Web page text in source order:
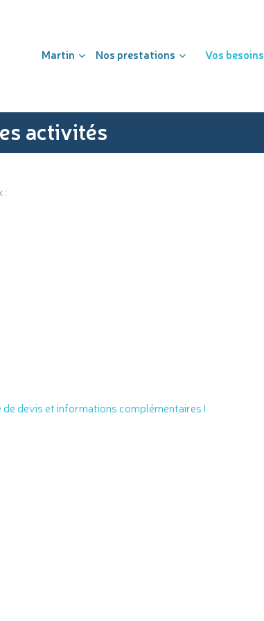
Martin Nos prestations Vos besoins
activités
:
devis et informations complémentaires !